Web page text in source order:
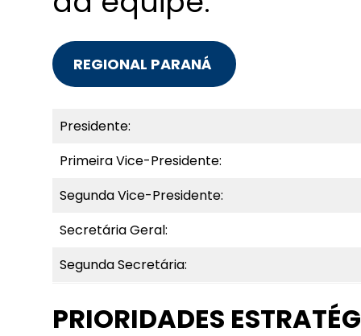
REGIONAL PARANÁ
Presidente:
Primeira Vice-Presidente:
Segunda Vice-Presidente:
Secretária Geral:
Segunda Secretária:
PRIORIDADES